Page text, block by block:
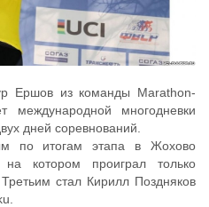
Ершов из команды Marathon-
международной многодневки
дней соревнований.
по итогам этапа в Жохово
котором проиграл только
стал Кирилл Поздняков